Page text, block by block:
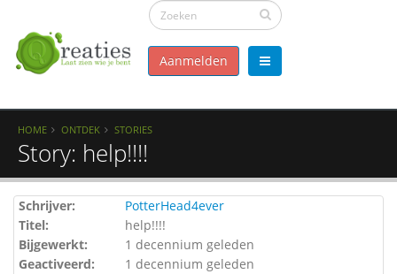
Aanmelden
HOME ONTDEK STORIES
Story: help!!!!
Schrijver:
PotterHead4ever
Titel:
help!!!!
Bijgewerkt:
1 decennium geleden
Geactiveerd:
1 decennium geleden